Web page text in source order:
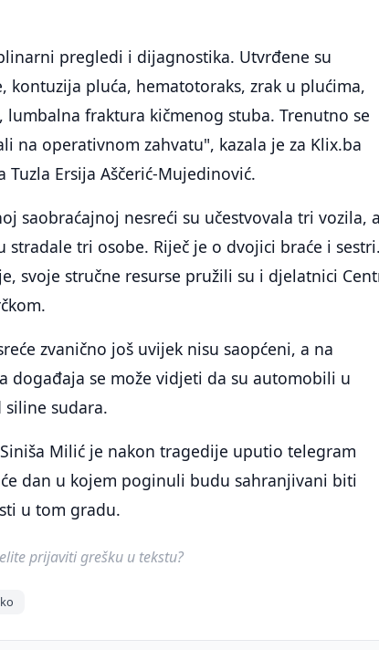
pregledi i dijagnostika. Utvrđene su
kontuzija pluća, hematotoraks, zrak u plućima,
fraktura kičmenog stuba. Trenutno se
na operativnom zahvatu", kazala je za Klix.ba
Tuzla Ersija Aščerić-Mujedinović.
saobraćajnoj nesreći su učestvovala tri vozila,
tri osobe. Riječ je o dvojici braće i
svoje stručne resurse pružili su i djelatnici
zvanično još uvijek nisu saopćeni, a na
događaja se može vidjeti da su automobili u
sudara.
Milić je nakon tragedije uputio telegram
će dan u kojem poginuli budu sahranjivani biti
u tom gradu.
prijaviti grešku u tekstu?